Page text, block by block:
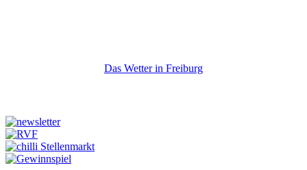
Das Wetter in Freiburg